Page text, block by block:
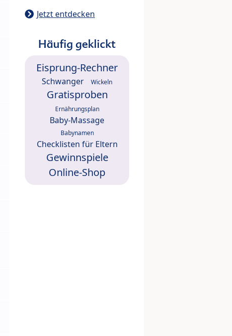
Jetzt entdecken
Häufig geklickt
Eisprung-Rechner
Schwanger Wickeln
Gratisproben
Ernährungsplan
Baby-Massage
Babynamen
Checklisten für Eltern
Gewinnspiele
Online-Shop